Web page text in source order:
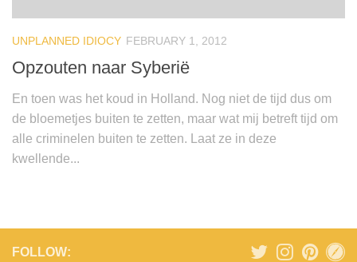
UNPLANNED IDIOCY FEBRUARY 1, 2012
Opzouten naar Syberië
En toen was het koud in Holland. Nog niet de tijd dus om
de bloemetjes buiten te zetten, maar wat mij betreft tijd om
alle criminelen buiten te zetten. Laat ze in deze
kwellende...
FOLLOW: